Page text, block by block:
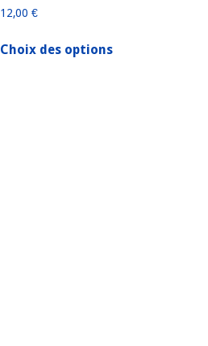
12,00 €
Choix des options